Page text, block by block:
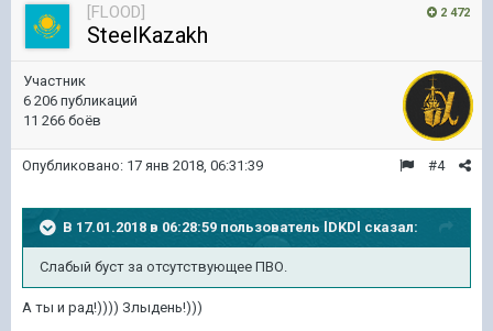
2 472
[FLOOD]
SteelKazakh
Участник
6 206 публикаций
11 266 боёв
#4
Опубликовано: 17 янв 2018, 06:31:39
В 17.01.2018 в 06:28:59 пользователь lDKDl сказал:
Слабый буст за отсутствующее ПВО.
А ты и рад!)))) Злыдень!)))